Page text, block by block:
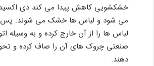
خشکشویی کاهش پیدا می کند دی اکسید
می شود و لباس ها خشک می شوند. پس
لباس ها را از آن خارج کرده و به وسیله
صنعتی چروک های آن را صاف کرده و
دهند.